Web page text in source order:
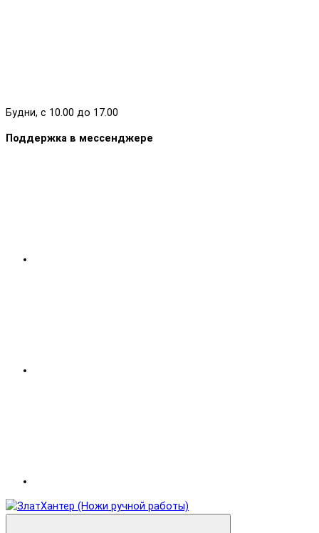
Будни, с 10.00 до 17.00
Поддержка в мессенджере